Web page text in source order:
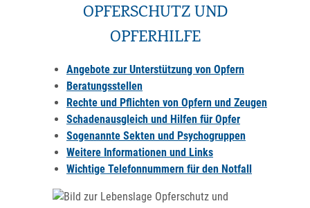
OPFERSCHUTZ UND
OPFERHILFE
Angebote zur Unterstützung von Opfern
Beratungsstellen
Rechte und Pflichten von Opfern und Zeugen
Schadenausgleich und Hilfen für Opfer
Sogenannte Sekten und Psychogruppen
Weitere Informationen und Links
Wichtige Telefonnummern für den Notfall